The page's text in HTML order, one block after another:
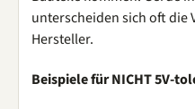
unterscheiden sich oft die
Hersteller.
Beispiele fürNICHT5V-